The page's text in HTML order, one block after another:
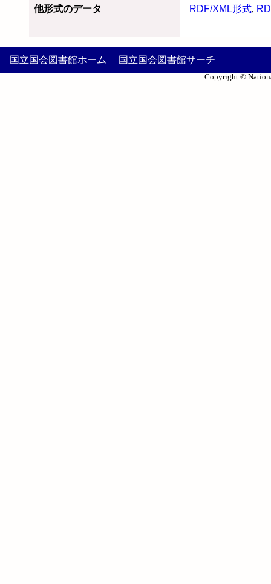
他形式のデータ RDF/XML形式,
国立国会図書館ホーム 国立国会図書館サーチ
Copyright ©